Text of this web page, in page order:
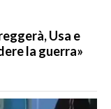
Usa e
la guerra»